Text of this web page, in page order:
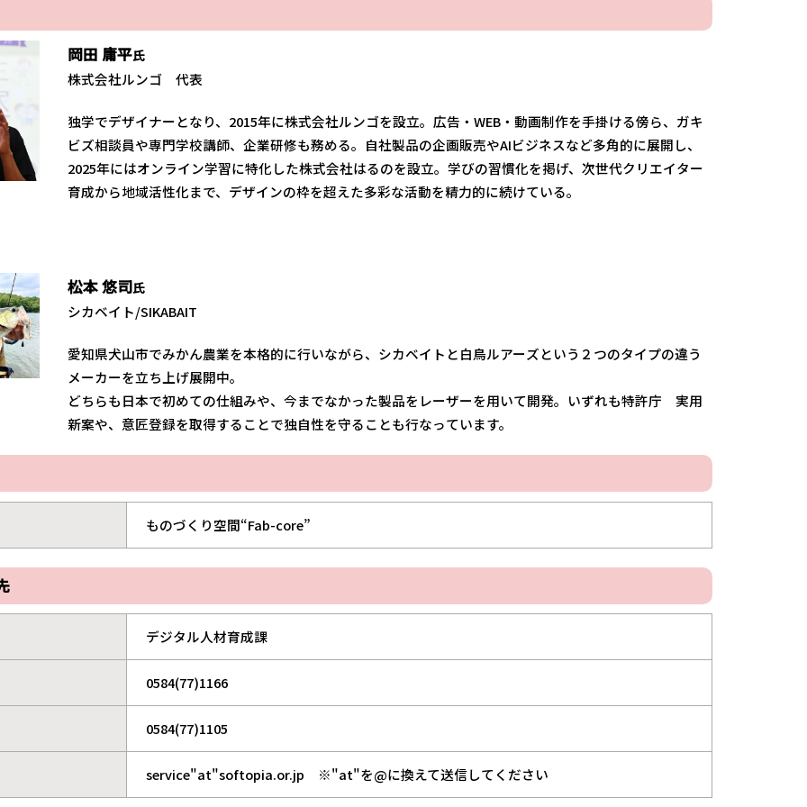
岡田 庸平氏
株式会社ルンゴ 代表
独学でデザイナーとなり、2015年に株式会社ルンゴを設立。広告・WEB・動画制作を手掛ける傍ら、ガキ
ビズ相談員や専門学校講師、企業研修も務める。自社製品の企画販売やAIビジネスなど多角的に展開し、
2025年にはオンライン学習に特化した株式会社はるのを設立。学びの習慣化を掲げ、次世代クリエイター
育成から地域活性化まで、デザインの枠を超えた多彩な活動を精力的に続けている。
松本悠司氏
シカベイト/SIKABAIT
愛知県犬山市でみかん農業を本格的に行いながら、シカベイトと白鳥ルアーズという２つのタイプの違う
メーカーを立ち上げ展開中。
どちらも日本で初めての仕組みや、今までなかった製品をレーザーを用いて開発。いずれも特許庁 実用
新案や、意匠登録を取得することで独自性を守ることも行なっています。
ものづくり空間“Fab-core”
デジタル人材育成課
0584(77)1166
0584(77)1105
service"at"softopia.or.jp ※"at"を@に換えて送信してください